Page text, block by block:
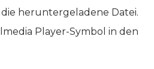
heruntergeladene Datei.
Player-Symbol in den